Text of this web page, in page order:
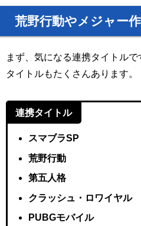
荒野行動やメジャー
まず、気になる連携タイトル
タイトルもたくさんあります。
連携タイトル
スマブラSP
荒野行動
第五人格
クラッシュ・ロワイヤル
PUBGモバイル